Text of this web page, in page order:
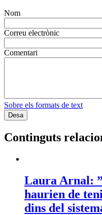
Nom
Correu electrònic
Comentari
Sobre els formats de text
Continguts
Laura Arnal:
haurien de
dins del